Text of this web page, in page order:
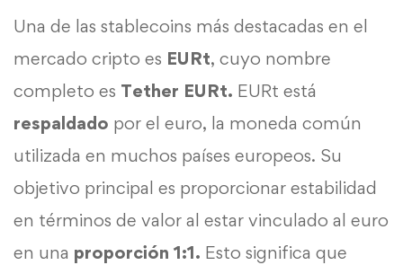
Una de las stablecoins más destacadas en el
mercado cripto es EURt, cuyo nombre
completo es Tether EURt. EURt está
respaldado por el euro, la moneda común
utilizada en muchos países europeos. Su
objetivo principal es proporcionar estabilidad
en términos de valor al estar vinculado al euro
en una proporción 1:1. Esto significa que